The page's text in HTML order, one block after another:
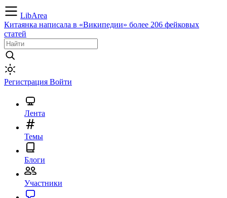
LibArea
Китаянка написала в «Википедии» более 206 фейковых
статей
Регистрация Войти
Лента
Темы
Блоги
Участники